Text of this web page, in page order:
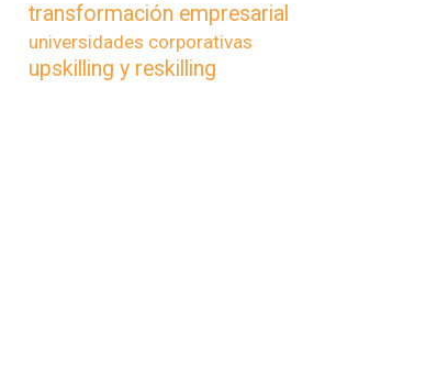
transformación empresarial
universidades corporativas
upskilling y reskilling